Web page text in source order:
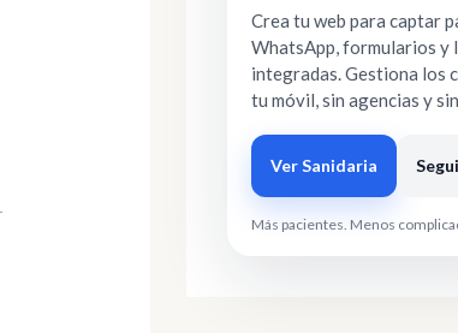
Crea tu web para captar
WhatsApp, formularios y
integradas. Gestiona los
tu móvil, sin agencias y
Ver Sanidaria
Más pacientes. Menos